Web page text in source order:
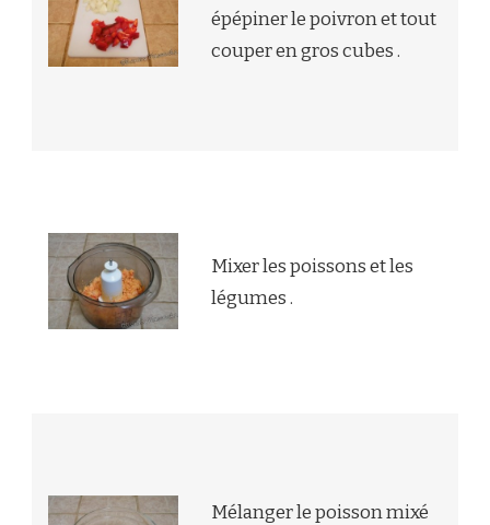
épépiner le poivron et tout
couper en gros cubes .
Mixer les poissons et les
légumes .
Mélanger le poisson mixé